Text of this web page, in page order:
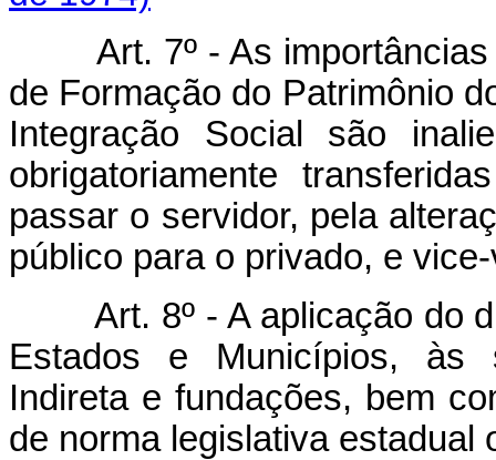
Art. 7º - As
de Formação do Patrimônio
Integração Social são
obrigatoriamente
passar o servidor, pela
público para o privado, e
Art. 8º - A aplicação do
Estados e Municípios, às
Indireta e fundações, bem
de norma legislativa estadual